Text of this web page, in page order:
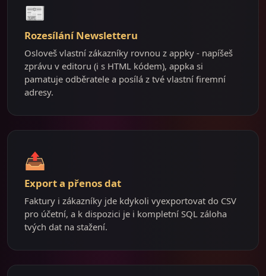
📰
Rozesílání Newsletteru
Osloveš vlastní zákazníky rovnou z appky - napíšeš
zprávu v editoru (i s HTML kódem), appka si
pamatuje odběratele a posílá z tvé vlastní firemní
adresy.
📤
Export a přenos dat
Faktury i zákazníky jde kdykoli vyexportovat do CSV
pro účetní, a k dispozici je i kompletní SQL záloha
tvých dat na stažení.